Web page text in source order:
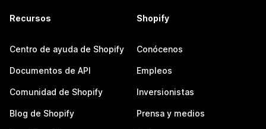
Recursos
Centro de ayuda de Shopify
Documentos de API
Comunidad de Shopify
Blog de Shopify
Shopify
Conócenos
Empleos
Inversionistas
Prensa y medios